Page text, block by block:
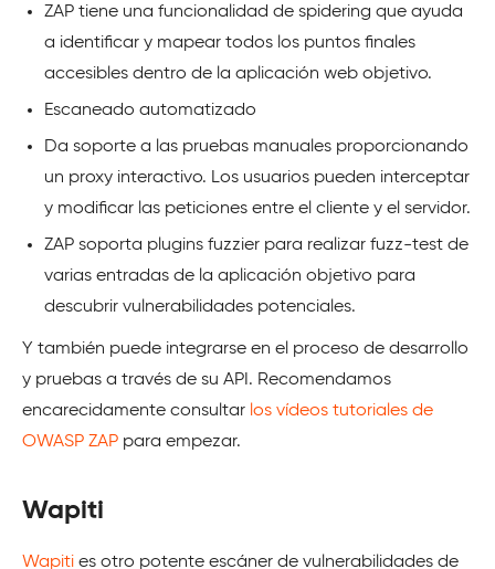
ZAP tiene una funcionalidad de spidering que ayuda
a identificar y mapear todos los puntos finales
accesibles dentro de la aplicación web objetivo.
Escaneado automatizado
Da soporte a las pruebas manuales proporcionando
un proxy interactivo. Los usuarios pueden interceptar
y modificar las peticiones entre el cliente y el servidor.
ZAP soporta plugins fuzzier para realizar fuzz-test de
varias entradas de la aplicación objetivo para
descubrir vulnerabilidades potenciales.
Y también puede integrarse en el proceso de desarrollo
y pruebas a través de su API. Recomendamos
encarecidamente consultar los vídeos tutoriales de
OWASP ZAP para empezar.
Wapiti
Wapiti es otro potente escáner de vulnerabilidades de